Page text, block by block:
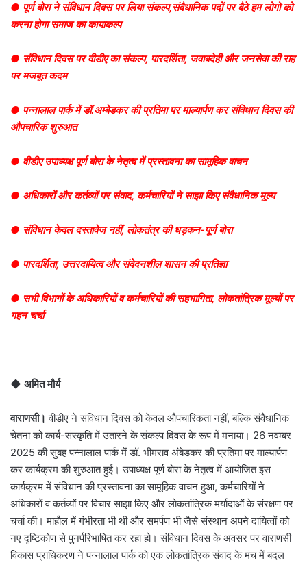
● पूर्ण बोरा ने संविधान दिवस पर लिया संकल्प,संवैधानिक पदों पर बैठे हम लोगो को
करना होगा समाज का कायाकल्प
● संविधान दिवस पर वीडीए का संकल्प, पारदर्शिता, जवाबदेही और जनसेवा की राह
पर मजबूत कदम
● पन्नालाल पार्क में डॉ.अम्बेडकर की प्रतिमा पर माल्यार्पण कर संविधान दिवस की
औपचारिक शुरुआत
● वीडीए उपाध्यक्ष पूर्ण बोरा के नेतृत्व में प्रस्तावना का सामूहिक वाचन
● अधिकारों और कर्तव्यों पर संवाद, कर्मचारियों ने साझा किए संवैधानिक मूल्य
● संविधान केवल दस्तावेज नहीं, लोकतंत्र की धड़कन-पूर्ण बोरा
● पारदर्शिता, उत्तरदायित्व और संवेदनशील शासन की प्रतिज्ञा
● सभी विभागों के अधिकारियों व कर्मचारियों की सहभागिता, लोकतांत्रिक मूल्यों पर
गहन चर्चा
◆ अमित मौर्य
वाराणसी। वीडीए ने संविधान दिवस को केवल औपचारिकता नहीं, बल्कि संवैधानिक
चेतना को कार्य-संस्कृति में उतारने के संकल्प दिवस के रूप में मनाया। 26 नवम्बर
2025 की सुबह पन्नालाल पार्क में डॉ. भीमराव अंबेडकर की प्रतिमा पर माल्यार्पण
कर कार्यक्रम की शुरुआत हुई। उपाध्यक्ष पूर्ण बोरा के नेतृत्व में आयोजित इस
कार्यक्रम में संविधान की प्रस्तावना का सामूहिक वाचन हुआ, कर्मचारियों ने
अधिकारों व कर्तव्यों पर विचार साझा किए और लोकतांत्रिक मर्यादाओं के संरक्षण पर
चर्चा की। माहौल में गंभीरता भी थी और समर्पण भी जैसे संस्थान अपने दायित्वों को
नए दृष्टिकोण से पुनर्परिभाषित कर रहा हो। संविधान दिवस के अवसर पर वाराणसी
विकास प्राधिकरण ने पन्नालाल पार्क को एक लोकतांत्रिक संवाद के मंच में बदल